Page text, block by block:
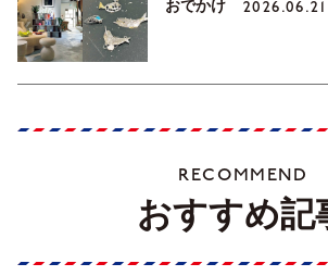
おでかけ 2026.06.21
RECOMMEND
おすすめ記